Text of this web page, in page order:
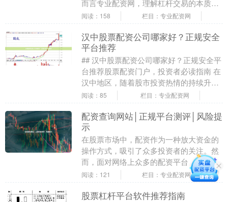
而言专业配资网，理解杠杆交易的本质和
风险，是迈向成熟投资的重要一步。 ##
阅读：158 栏目：专业配资网
汉中股票配资公司哪家好？正规安全
平台推荐
## 汉中股票配资公司哪家好？正规安全平
台推荐股票配资门户，投资者必读指南 在
汉中地区，随着股市投资热情的持续升
温，越来越多的投资者开始关注股票配资
阅读：85 栏目：专业配资网
配资查询网站│正规平台测评│风险提
示
在股票市场中，配资作为一种放大资金的
操作方式，吸引了众多投资者的关注。然
而，面对网络上众多的配资平台，如何辨
别真伪、规避风险，成为每位投资者必须
阅读：121 栏目：专业配资网
股票杠杆平台软件推荐指南